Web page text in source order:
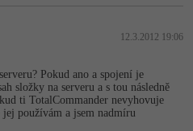
12.3.2012 19:06
Pokud ano a spojení je
složky na serveru a s tou následně
ti TotalCommander nevyhovuje
používám a jsem nadmíru